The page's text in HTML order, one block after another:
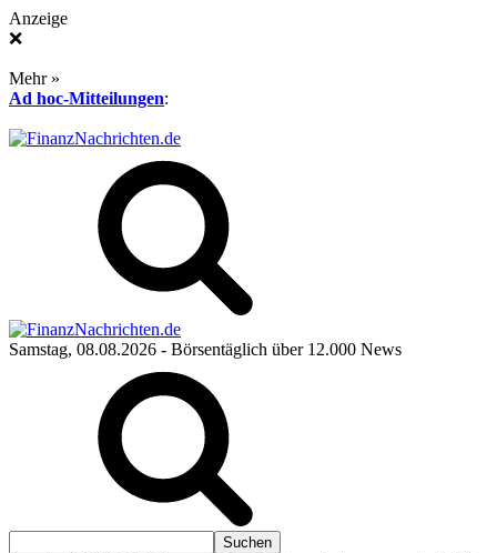
Anzeige
❌
Mehr »
Ad hoc-Mitteilungen:
Samstag, 08.08.2026 - Börsentäglich über 12.000 News